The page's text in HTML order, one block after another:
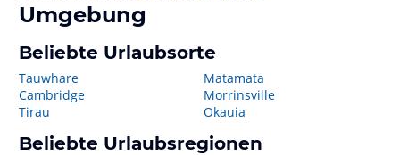
Umgebung
Beliebte Urlaubsorte
Tauwhare
Cambridge
Tirau
Matamata
Morrinsville
Okauia
Beliebte Urlaubsregionen